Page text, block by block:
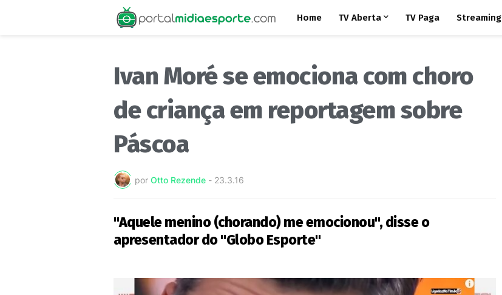
Home TV Aberta TV Paga Streaming
Ivan Moré se emociona com choro
de criança em reportagem sobre
Páscoa
por Otto Rezende - 23.3.16
"Aquele menino (chorando) me emocionou", disse o
apresentador do "Globo Esporte"